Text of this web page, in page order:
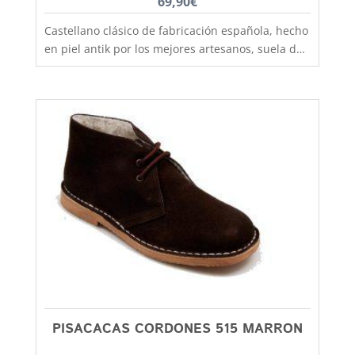
Castellano clásico de fabricación española, hecho
en piel antik por los mejores artesanos, suela de
goma antideslizante que aislara tu pie del frío y
utilizarlo tanto para colegio como para vestir más
formal y lo mismo chicos que chicas. El castellano
con la suela de goma lo tenemos disponible
desde la talla 35 a la 41. En Capitán Malaspina
zapatos mas baratos y de mejor calidad.
PISACACAS CORDONES 515 MARRON